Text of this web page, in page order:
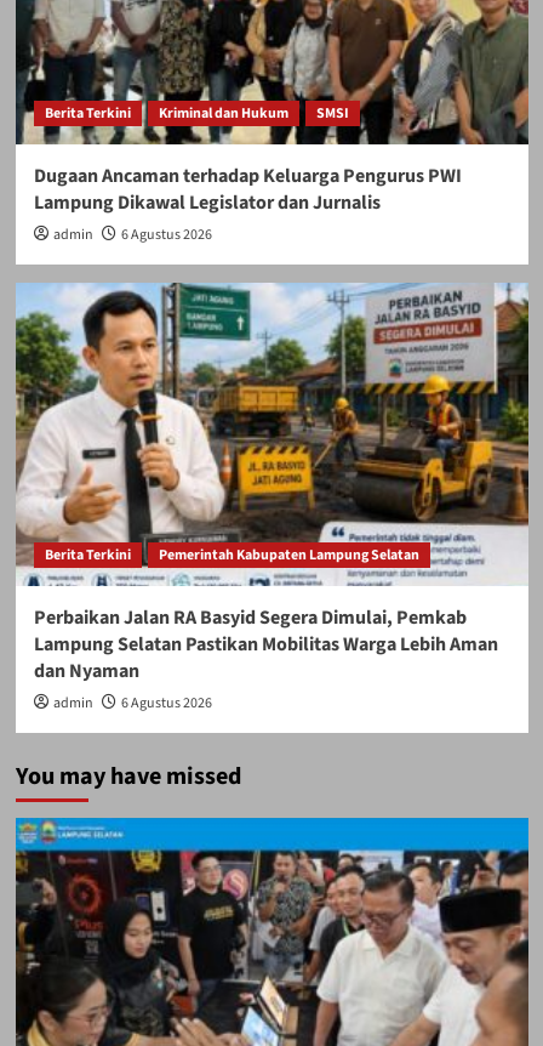
Berita Terkini Kriminal dan Hukum SMSI
Dugaan Ancaman terhadap Keluarga Pengurus PWI
Lampung Dikawal Legislator dan Jurnalis
admin 6 Agustus 2026
Berita Terkini Pemerintah Kabupaten Lampung Selatan
Perbaikan Jalan RA Basyid Segera Dimulai, Pemkab
Lampung Selatan Pastikan Mobilitas Warga Lebih Aman
dan Nyaman
admin 6 Agustus 2026
You may have missed